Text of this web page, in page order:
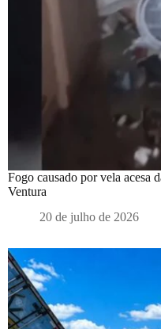
Fogo causado por vela acesa
Ventura
20 de julho de 2026